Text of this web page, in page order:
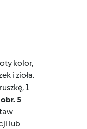
kolor,
i zioła.
1
5
lub